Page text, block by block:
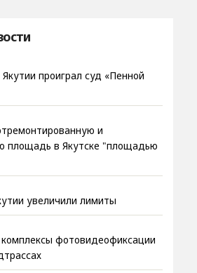
проиграл суд «Пенной
и
площадь в Якутске "площадью
увеличили лимиты
фотовидеофиксации